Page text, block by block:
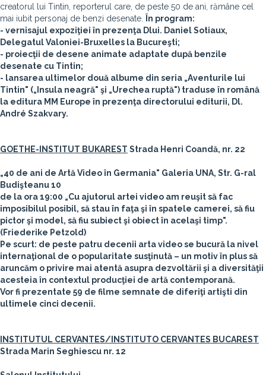
creatorul lui Tintin, reporterul care, de peste 50 de ani, rămâne cel
mai iubit personaj de benzi desenate.
În program:
- vernisajul expoziţiei în prezenţa Dlui. Daniel Sotiaux,
Delegatul Valoniei-Bruxelles la Bucureşti;
- proiecţii de desene animate adaptate după benzile
desenate cu Tintin;
- lansarea ultimelor două albume din seria „Aventurile lui
Tintin" („Insula neagră" şi „Urechea ruptă") traduse în română
la editura MM Europe în prezenţa directorului editurii, Dl.
André Szakvary.
GOETHE-INSTITUT BUKAREST Strada Henri Coandă, nr. 22
„40 de ani de Artă Video în Germania" Galeria UNA, Str. G-ral
Budişteanu 10
de la ora19:00 „Cu ajutorul artei video am reuşit să fac
imposibilul posibil, să stau în faţa şi în spatele camerei, să fiu
pictor şi model, să fiu subiect şi obiect în acelaşi timp".
(Friederike Petzold)
Pe scurt: de peste patru decenii arta video se bucură la nivel
internaţional de o popularitate susţinută – un motiv în plus să
aruncăm o privire mai atentă asupra dezvoltării şi a diversităţii
acesteia în contextul producţiei de artă contemporană.
Vor fi prezentate 59 de filme semnate de diferiţi artişti din
ultimele cinci decenii.
INSTITUTUL CERVANTES/INSTITUTO CERVANTES BUCAREST
Strada Marin Seghiescu nr. 12